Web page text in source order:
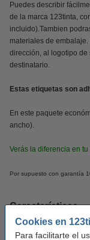
Cookies en
Para facilitarte el
Puedes describir
de la marca 123tinta,
incluido).Tambien
materiales de
dirección, al logotipo de
destinatario.
Estas etiquetas son
En este paquete
ancho).
Verás la diferencia en tu
Por supuesto con garantía
Características
Marca: